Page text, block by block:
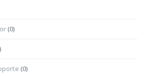
(0)
(0)